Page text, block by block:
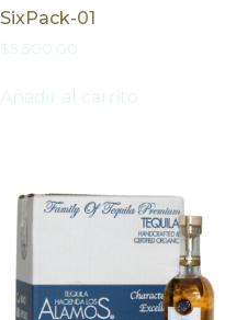
SixPack-01
$5,500.00
Añadir al carrito